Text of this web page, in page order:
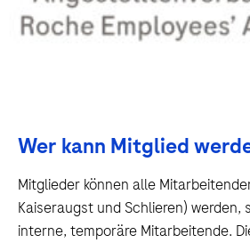
Wer kann Mitglied
Mitglieder können alle
Kaiseraugst und Schlieren) werden,
interne, temporäre Mitarbeitende.